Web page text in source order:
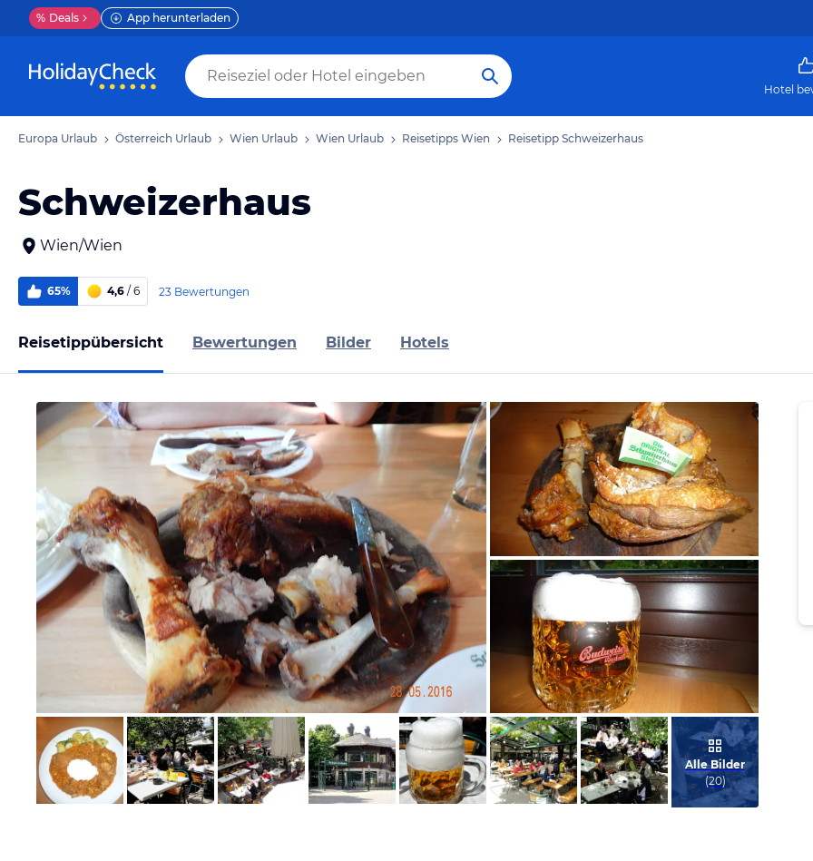
% Deals App herunterladen
Hotel
Europa Urlaub Österreich Urlaub Wien Urlaub Wien Urlaub Reisetipps Wien Reisetipp Schweizerhaus
Schweizerhaus
Wien/Wien
65% 4,6 / 6 23 Bewertungen
Reisetippübersicht Bewertungen Bilder Hotels
Bild melden
von Jean
Bild melden
von Klaudia
Bild melden
von Klaudia
Alle Bilder
(20)